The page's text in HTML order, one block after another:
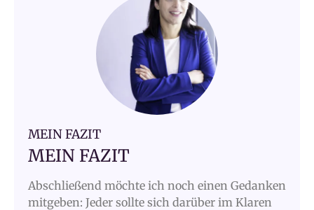
MEIN FAZIT
MEIN FAZIT
Abschließend möchte ich noch einen Gedanken
mitgeben: Jeder sollte sich darüber im Klaren